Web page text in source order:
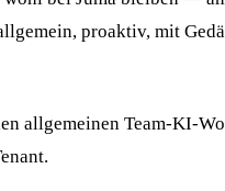
proaktiv, mit
allgemeinen Team-KI-